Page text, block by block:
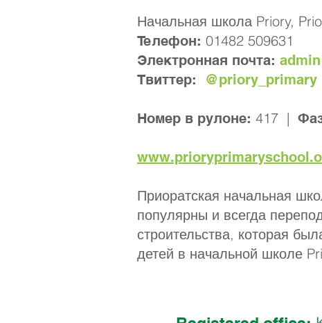
Начальная школа Priory,
Телефон: 01482 509631
Электронная почта:
Твиттер:
@priory_primary
Номер в рулоне: 417 |
Приоратская начальная
популярны и всегда
строительства, которая
детей в начальной школе